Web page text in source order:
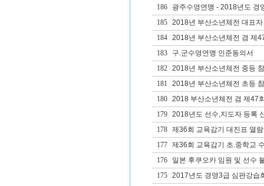
186
광주수영연맹 - 2018년도 경
185
2018년 부산소년체전 대표
184
2018년 부산소년체전 겸 제
183
구.군수영연맹 인준동의서
182
2018년 부산소년체전 중등
181
2018년 부산소년체전 초등
180
2018 부산소년체전 겸 제47
179
2018년도 선수,지도자 등록
178
제36회 교육감기 대진표 열람
177
제36회 교육감기 초.중학교
176
일본 후쿠오카 임원 및 선수
175
2017년도 경영3급 심판강습